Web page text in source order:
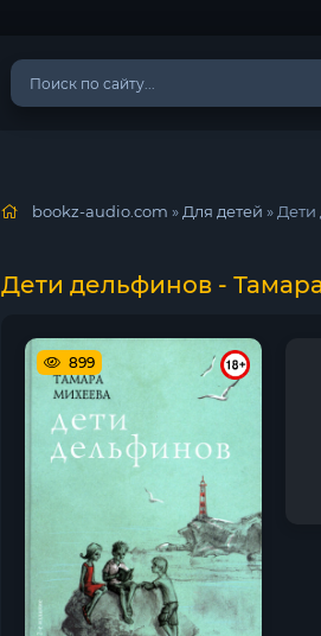
bookz-audio.com » Для детей »
Дети дельфинов -
899